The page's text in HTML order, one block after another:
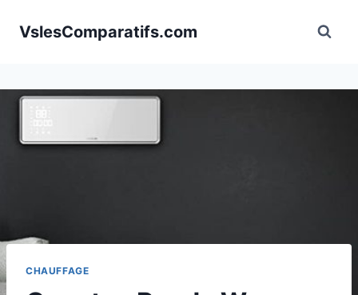
VslesComparatifs.com
CHAUFFAGE